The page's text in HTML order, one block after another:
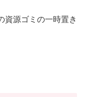
資源ゴミの一時置き